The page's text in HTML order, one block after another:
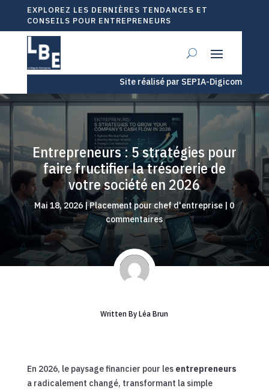
EXPLOREZ LES DERNIÈRES TENDANCES ET
CONSEILS POUR ENTREPRENEURS
Site réalisé par SEPIA-Digicom
Entrepreneurs : 5 stratégies pour
faire fructifier la trésorerie de
votre société en 2026
Mai 18, 2026|Placement pour chef d'entreprise | 0
commentaires
Written ByLéa Brun
En 2026, le paysage financier pour les entrepreneurs
a radicalement changé, transformant la simple